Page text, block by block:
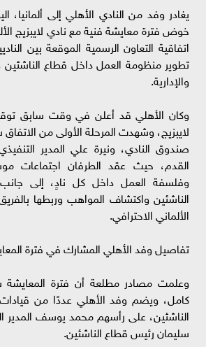
يغادر وفد من النادي الأهلي إلى ألمانيا،
خوض فترة معايشة فنية مع نادي لايبزيج
اتفاقية التعاون الرسمية الموقعة بين
تطوير منظومة العمل داخل قطاع الناشئين
والإدارية.
وكان الأهلي قد أعلن في وقت سابق
لايبزيج، وشهدت المرحلة الأولى من
صندوق النادي، ونيرة علي المدير
القدم، حيث عقد الطرفان
وفلسفة العمل داخل كل نادٍ، إلى
الناشئين واكتشاف المواهب وربطها
الألماني الاحترافي.
تفاصيل وفد الأهلي المشارك في فترة
وعلمت مصادر مطلعة أن فترة المعايشة
كامل، ويضم وفد الأهلي عددًا من
الناشئين، على رأسهم محمد يوسف المدير
سليمان رئيس قطاع الناشئين.